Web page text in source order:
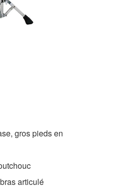
gros pieds en
articulé